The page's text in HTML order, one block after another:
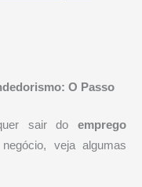
O Passo
sair do emprego
veja algumas